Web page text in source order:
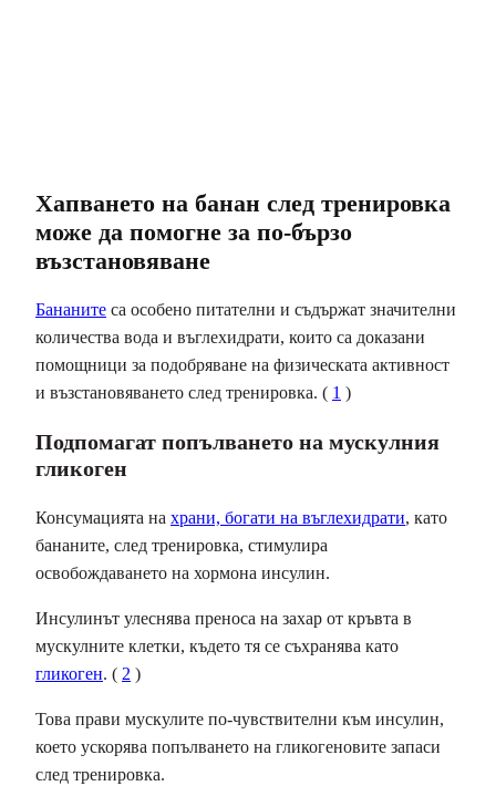
Хапването на банан след тренировка
може да помогне за по-бързо
възстановяване
Бананите са особено питателни и съдържат значителни
количества вода и въглехидрати, които са доказани
помощници за подобряване на физическата активност
и възстановяването след тренировка. ( 1 )
Подпомагат попълването на мускулния
гликоген
Консумацията на храни, богати на въглехидрати, като
бананите, след тренировка, стимулира
освобождаването на хормона инсулин.
Инсулинът улеснява преноса на захар от кръвта в
мускулните клетки, където тя се съхранява като
гликоген. ( 2 )
Това прави мускулите по-чувствителни към инсулин,
което ускорява попълването на гликогеновите запаси
след тренировка.